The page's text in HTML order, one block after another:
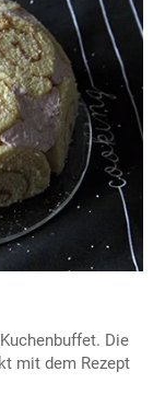
Die
mit dem Rezept